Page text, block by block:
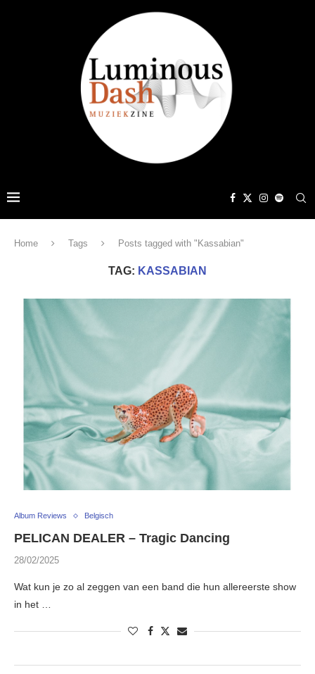
Home Tags Posts tagged with "Kassabian"
TAG: KASSABIAN
Album Reviews Belgisch
PELICAN DEALER – Tragic Dancing
28/02/2025
Wat kun je zo al zeggen van een band die hun allereerste show
in het …